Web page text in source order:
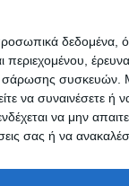
δεδομένα,
συσκευών.
να συναινέσετε
να μην
σας ή να